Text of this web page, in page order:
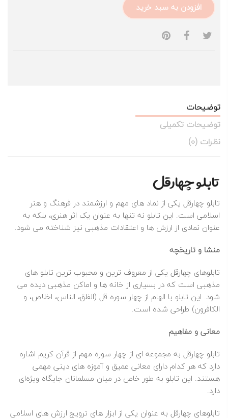
افزودن به سبد خرید
توضیحات
توضیحات تکمیلی
نظرات (0)
تابلو چهارقل
تابلو چهارقل یکی از نماد های مهم و ارزشمند در فرهنگ و هنر
اسلامی است. این تابلو نه تنها به عنوان یک اثر هنری، بلکه به
عنوان نمادی از ارزش‌ ها و اعتقادات مذهبی نیز شناخته می‌ شود.
منشا و تاریخچه
تابلوهای چهارقل یکی از معروف‌ ترین و محبوب‌ ترین تابلو های
مذهبی است که در بسیاری از خانه‌ ها و اماکن مذهبی دیده می‌
شود. این تابلو با الهام از چهار سوره قل (الفلق، الناس، اخلاص، و
الکافرون) طراحی شده است.
معانی و مفاهیم
تابلو چهارقل به مجموعه‌ ای از چهار سوره مهم از قرآن کریم اشاره
دارد که هر کدام دارای معانی عمیق و آموزه‌ های دینی مهمی
هستند. این تابلو به طور خاص در میان مسلمانان جایگاه ویژه‌ای
دارد.
تابلوهای چهارقل به عنوان یکی از ابزار های ترویج ارزش‌ های اسلامی